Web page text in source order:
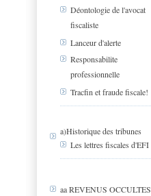
Déontologie de l'avocat
fiscaliste
Lanceur d'alerte
Responsabilite
professionnelle
Tracfin et fraude fiscale!
a)Historique des tribunes
Les lettres fiscales d'EFI
aa REVENUS OCCULTES